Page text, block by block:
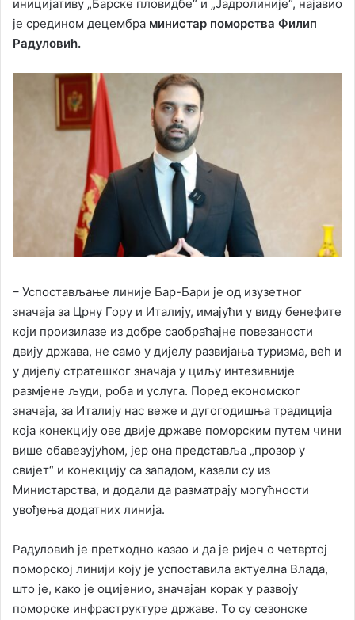
иницијативу „Барске пловидбе“ и „Јадролиније“, најавио
је средином децембра министар поморства Филип
Радуловић.
– Успостављање линије Бар-Бари је од изузетног
значаја за Црну Гору и Италију, имајући у виду бенефите
који произилазе из добре саобраћајне повезаности
двију држава, не само у дијелу развијања туризма, већ и
у дијелу стратешког значаја у циљу интезивније
размјене људи, роба и услуга. Поред економског
значаја, за Италију нас веже и дугогодишња традиција
која конекцију ове двије државе поморским путем чини
више обавезујућом, јер она представља „прозор у
свијет“ и конекцију са западом, казали су из
Министарства, и додали да разматрају могућности
увођења додатних линија.
Радуловић је претходно казао и да је ријеч о четвртој
поморској линији коју је успоставила актуелна Влада,
што је, како је оцијенио, значајан корак у развоју
поморске инфраструктуре државе. То су сезонске